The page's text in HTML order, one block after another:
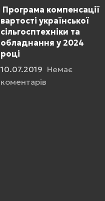
Програма компенсації
вартості української
сільгосптехніки та
обладнання у 2024
році
10.07.2019 Немає
коментарів